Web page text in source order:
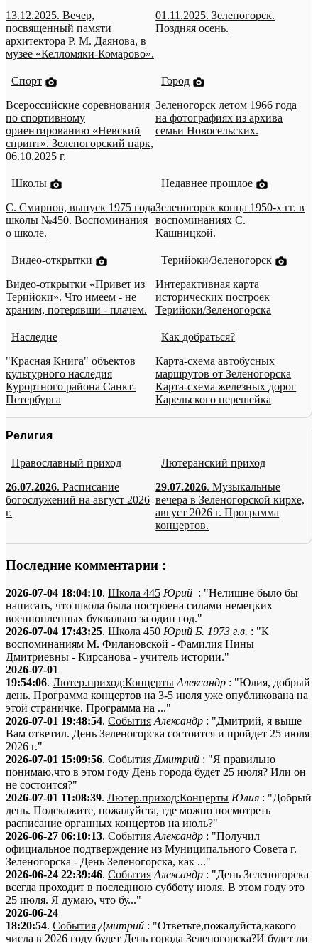
13.12.2025. Вечер,
посвященный памяти
архитектора Р. М. Даянова, в
музее «Келломяки-Комарово».
01.11.2025. Зеленогорск.
Поздняя осень.
Спорт
Всероссийские соревнования
по спортивному
ориентированию «Невский
спринт». Зеленогорский парк,
06.10.2025 г.
Город
Зеленогорск летом 1966 года
на фотографиях из архива
семьи Новосельских.
Школы
С. Смирнов, выпуск 1975 года
школы №450. Воспоминания
о школе.
Недавнее прошлое
Зеленогорск конца 1950-х гг. в
воспоминаниях С.
Кашницкой.
Видео-открытки
Видео-открытки «Привет из
Терийоки». Что имеем - не
храним, потерявши - плачем.
Терийоки/Зеленогорск
Интерактивная карта
исторических построек
Терийоки/Зеленогорска
Наследие
"Красная Книга" объектов
культурного наследия
Курортного района Санкт-
Петербурга
Как добраться?
Карта-схема автобусных
маршрутов от Зеленогорска
Карта-схема железных дорог
Карельского перешейка
Религия
Православный приход
26.07.2026. Расписание
богослужений на август 2026
г.
Лютеранский приход
29.07.2026. Музыкальные
вечера в Зеленогорской кирхе,
август 2026 г. Программа
концертов.
Последние комментарии :
2026-07-04 18:04:10. Школа 445 Юрий : "Нелишне было бы
написать, что школа была построена силами немецких
военнопленных буквально за один год."
2026-07-04 17:43:25. Школа 450 Юрий Б. 1973 г.в. : "К
воспоминаниям М. Филановской - Фамилия Нины
Дмитриевны - Кирсанова - учитель истории."
2026-07-01
19:54:06. Лютер.приход:Концерты Александр : "Юлия, добрый
день. Программа концертов на 3-5 июля уже опубликована на
этой страничке. Программа на ..."
2026-07-01 19:48:54. События Александр : "Дмитрий, я выше
Вам ответил. День Зеленогорска состоится и пройдет 25 июля
2026 г."
2026-07-01 15:09:56. События Дмитрий : "Я правильно
понимаю,что в этом году День города будет 25 июля? Или он
не состоится?"
2026-07-01 11:08:39. Лютер.приход:Концерты Юлия : "Добрый
день. Подскажите, пожалуйста, где можно посмотреть
расписание органных концертов на июль?"
2026-06-27 06:10:13. События Александр : "Получил
официальное подтверждение из Муниципального Совета г.
Зеленогорска - День Зеленогорска, как ..."
2026-06-24 22:39:46. События Александр : "День Зеленогорска
всегда проходит в последнюю субботу июля. В этом году это
25 июля. Я думаю, что бу..."
2026-06-24
18:20:54. События Дмитрий : "Ответьте,пожалуйста,какого
числа в 2026 году будет День города Зеленогорска?И будет ли